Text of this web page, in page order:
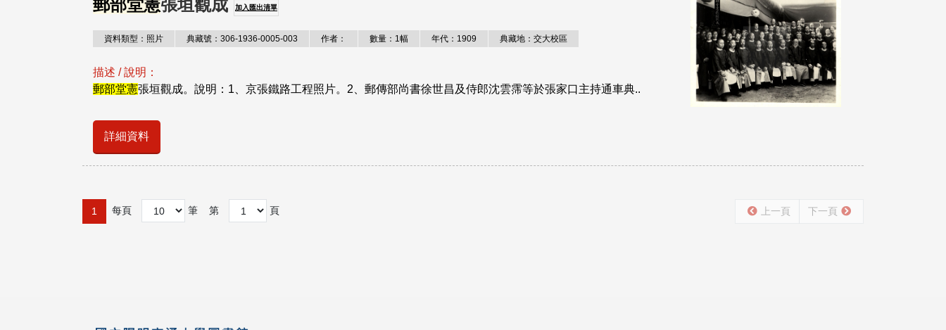
郵部堂憲張垣觀成 加入匯出清單
資料類型：照片 典藏號：306-1936-0005-003 作者： 數量：1幅 年代：1909 典藏地：交大校區
描述 / 說明：
郵部堂憲張垣觀成。說明：1、京張鐵路工程照片。2、郵傳部尚書徐世昌及侍郎沈雲霈等於張家口主持通車典..
詳細資料
1 每頁 筆 第 頁 上一頁 下一頁